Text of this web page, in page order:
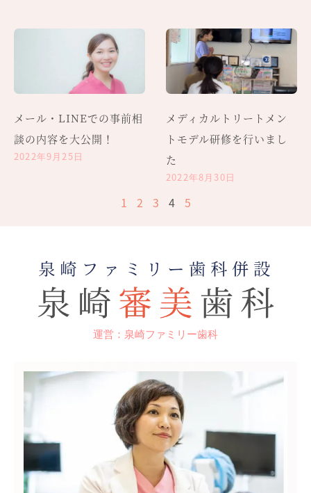
メール・LINEでの事前相
談の内容を大公開！
2022年9月25日
メディカルトリートメン
トモデル研修を行いまし
た
2022年8月30日
1 2 3 4 5
運営：泉崎ファミリー歯科